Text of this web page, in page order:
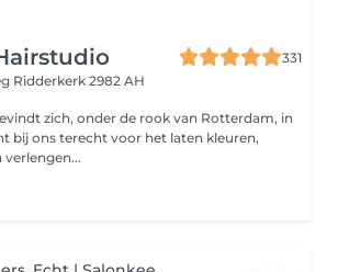
331
Ridderkerk 2982 AH
zich, onder de rook van Rotterdam, in
bij ons terecht voor het laten kleuren,
verlengen...